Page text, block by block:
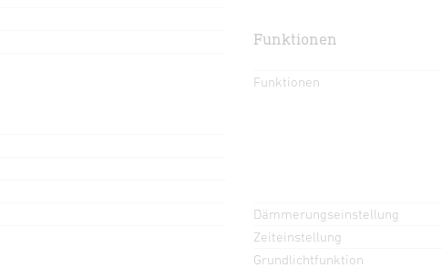
Funktionen
Funktionen
Dämmerungseinstellung
Zeiteinstellung
Grundlichtfunktion